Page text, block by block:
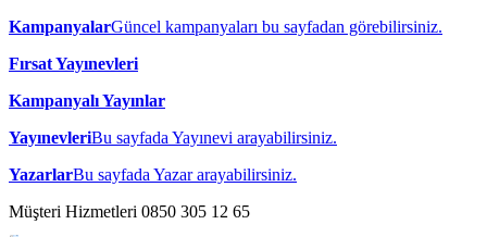
KampanyalarGüncel kampanyaları bu sayfadan görebilirsiniz.
Fırsat Yayınevleri
Kampanyalı Yayınlar
YayınevleriBu sayfada Yayınevi arayabilirsiniz.
YazarlarBu sayfada Yazar arayabilirsiniz.
Müşteri Hizmetleri 0850 305 12 65